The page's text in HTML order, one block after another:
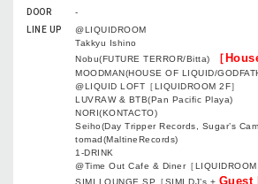
DOOR
-
LINE UP
@LIQUIDROOM
Takkyu Ishino
Nobu(FUTURE TERROR/Bitta)
［
MOODMAN(HOUSE OF LIQUID/
@LIQUID LOFT［LIQUIDROOM 2F］
LUVRAW & BTB(Pan Pacific Playa)
NORI(KONTACTO)
Seiho(Day Tripper Records, Sugar’s
tomad(MaltineRecords)
1-DRINK
@Time Out Cafe & Diner［LIQUIDROOM
SIMI LOUNGE SP［SIMI DJ’s + Guest